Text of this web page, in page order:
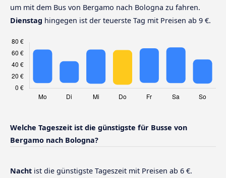
um mit dem Bus von Bergamo nach Bologna zu fahren.
Dienstag hingegen ist der teuerste Tag mit Preisen ab 9 €.
Welche Tageszeit ist die günstigste für Busse von
Bergamo nach Bologna?
Nacht ist die günstigste Tageszeit mit Preisen ab 6 €.